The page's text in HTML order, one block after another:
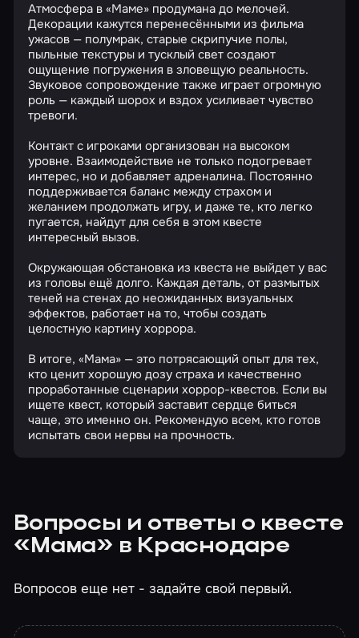
Атмосфера в «Маме» продумана до мелочей.
Декорации кажутся перенесёнными из фильма
ужасов — полумрак, старые скрипучие полы,
пыльные текстуры и тусклый свет создают
ощущение погружения в зловещую реальность.
Звуковое сопровождение также играет огромную
роль — каждый шорох и вздох усиливает чувство
тревоги.
Контакт с игроками организован на высоком
уровне. Взаимодействие не только подогревает
интерес, но и добавляет адреналина. Постоянно
поддерживается баланс между страхом и
желанием продолжать игру, и даже те, кто легко
пугается, найдут для себя в этом квесте
интересный вызов.
Окружающая обстановка из квеста не выйдет у вас
из головы ещё долго. Каждая деталь, от размытых
теней на стенах до неожиданных визуальных
эффектов, работает на то, чтобы создать
целостную картину хоррора.
В итоге, «Мама» — это потрясающий опыт для тех,
кто ценит хорошую дозу страха и качественно
проработанные сценарии хоррор-квестов. Если вы
ищете квест, который заставит сердце биться
чаще, это именно он. Рекомендую всем, кто готов
испытать свои нервы на прочность.
Вопросы и ответы о квесте
«Мама» в Краснодаре
Вопросов еще нет - задайте свой первый.